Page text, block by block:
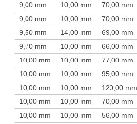
9,00 mm
10,00 mm 70,00 mm
9,00 mm
10,00 mm 70,00 mm
9,50 mm
14,00 mm 69,00 mm
9,70 mm
10,00 mm 66,00 mm
10,00 mm
10,00 mm 77,00 mm
10,00 mm
10,00 mm 95,00 mm
10,00 mm
10,00 mm 120,00 mm
10,00 mm
10,00 mm 70,00 mm
10,00 mm
10,00 mm 56,00 mm